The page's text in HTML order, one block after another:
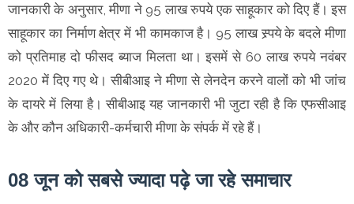
जानकारी के अनुसार, मीणा ने 95 लाख रुपये एक साहूकार को दिए हैं। इस
साहूकार का निर्माण क्षेत्र में भी कामकाज है। 95 लाख स्र्पये के बदले मीणा
को प्रतिमाह दो फीसद ब्याज मिलता था। इसमें से 60 लाख रुपये नवंबर
2020 में दिए गए थे। सीबीआइ ने मीणा से लेनदेन करने वालों को भी जांच
के दायरे में लिया है। सीबीआइ यह जानकारी भी जुटा रही है कि एफसीआइ
के और कौन अधिकारी-कर्मचारी मीणा के संपर्क में रहे हैं।
08 जून को सबसे ज्यादा पढ़े जा रहे समाचार